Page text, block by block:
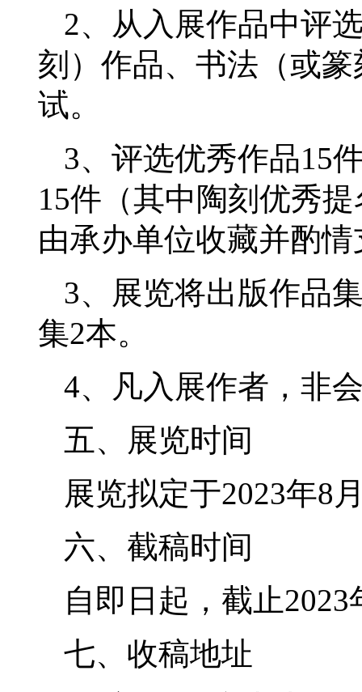
2、从入展作品中评
刻）作品、书法（或
试。
3、评选优秀作品15
15件（其中陶刻优秀
由承办单位收藏并酌
3、展览将出版作品
集2本。
4、凡入展作者，非
五、展览时间
展览拟定于2023年8
六、截稿时间
自即日起，截止
七、收稿地址